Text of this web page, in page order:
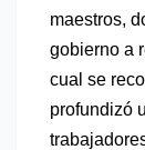
maestros,
gobierno a
cual se
profundizó